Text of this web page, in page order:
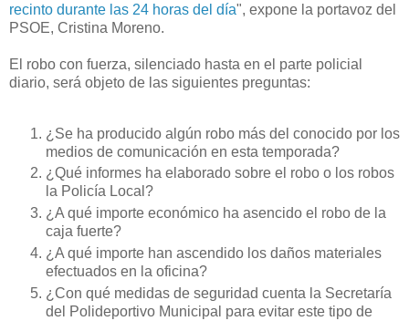
recinto durante las 24 horas del día", expone la portavoz del
PSOE, Cristina Moreno.
El robo con fuerza, silenciado hasta en el parte policial
diario, será objeto de las siguientes preguntas:
¿Se ha producido algún robo más del conocido por los
medios de comunicación en esta temporada?
¿Qué informes ha elaborado sobre el robo o los robos
la Policía Local?
¿A qué importe económico ha asencido el robo de la
caja fuerte?
¿A qué importe han ascendido los daños materiales
efectuados en la oficina?
¿Con qué medidas de seguridad cuenta la Secretaría
del Polideportivo Municipal para evitar este tipo de